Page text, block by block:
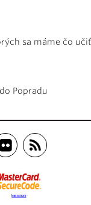
sa máme čo učiť
Popradu